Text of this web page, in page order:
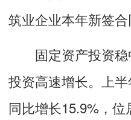
筑业企业本年新签合
固定资产投资稳
投资高速增长。上
同比增长15.9%，位